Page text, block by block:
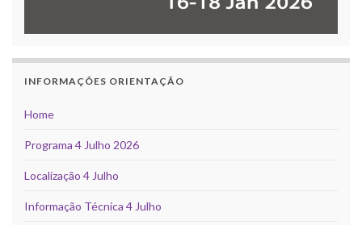
INFORMAÇÕES ORIENTAÇÃO
Home
Programa 4 Julho 2026
Localização 4 Julho
Informação Técnica 4 Julho